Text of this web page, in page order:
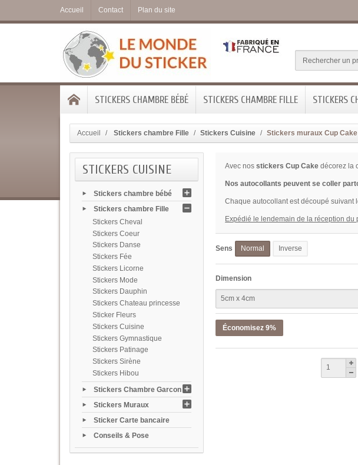
Accueil Contact Plan du site
STICKERS CHAMBRE BÉBÉ STICKERS CHAMBRE FILLE STICKERS
Accueil Stickers chambre Fille Stickers Cuisine Stickers muraux Cup Cake
STICKERS CUISINE
Stickers chambre bébé
Stickers chambre Fille
Stickers Cheval
Stickers Coeur
Stickers Danse
Stickers Fée
Stickers Licorne
Stickers Mode
Stickers Dauphin
Stickers Chateau princesse
Sticker Fleurs
Stickers Cuisine
Stickers Gymnastique
Stickers Patinage
Stickers Sirène
Stickers Hibou
Stickers Chambre Garcon
Stickers Muraux
Sticker Carte bancaire
Conseils & Pose
Avec nosstickers Cup Cakedécorez la
Nos autocollants peuvent se coller
Chaque autocollant est découpé suivant
Expédié le lendemain de la réception du
Sens Normal Inverse
Dimension
Économisez 9%